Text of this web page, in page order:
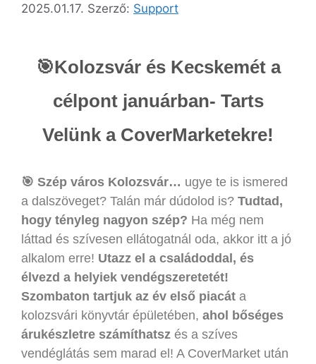
2025.01.17. Szerző: Support
🎯Kolozsvár és Kecskemét a
célpont januárban- Tarts
Velünk a CoverMarketekre!
🎯 Szép város Kolozsvár… ugye te is ismered
a dalszöveget? Talán már dúdolod is? Tudtad,
hogy tényleg nagyon szép? Ha még nem
láttad és szívesen ellátogatnál oda, akkor itt a jó
alkalom erre! Utazz el a családoddal, és
élvezd a helyiek vendégszeretetét!
Szombaton tartjuk az év első piacát a
kolozsvári könyvtár épületében, ahol bőséges
árukészletre számíthatsz és a szíves
vendéglátás sem marad el! A CoverMarket után